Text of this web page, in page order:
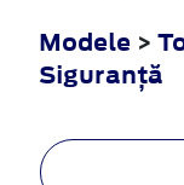
Modele >
Siguranţă